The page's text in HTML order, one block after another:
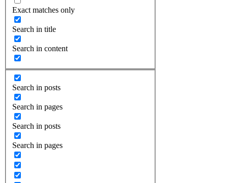
Exact matches only
Search in title
Search in content
Search in posts
Search in pages
Search in posts
Search in pages